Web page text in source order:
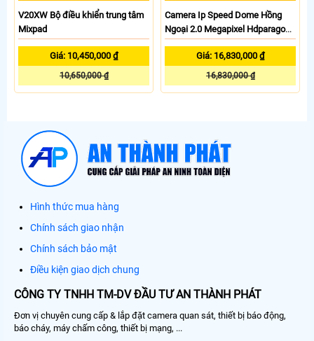
V20XW Bộ điều khiển trung tâm
Mixpad
Giá: 10,450,000 ₫
10,650,000 ₫
Camera Ip Speed Dome Hồng
Ngoại 2.0 Megapixel Hdparagon
Giá: 16,830,000 ₫
16,830,000 ₫
Hình thức mua hàng
Chính sách giao nhận
Chính sách bảo mật
Điều kiện giao dịch chung
CÔNG TY TNHH TM-DV ĐẦU TƯ AN THÀNH PHÁT
Đơn vị chuyên cung cấp & lắp đặt camera quan sát, thiết bị báo động,
báo cháy, máy chấm công, thiết bị mạng, ...